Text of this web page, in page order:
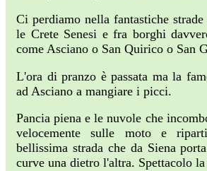
Ci perdiamo nella fantastiche
le Crete Senesi e fra borghi
come Asciano o San Quirico o San
L'ora di pranzo è passata ma la
ad Asciano a mangiare i picci.
Pancia piena e le nuvole che
velocemente sulle moto e
bellissima strada che da Siena
curve una dietro l'altra. Spettacolo la